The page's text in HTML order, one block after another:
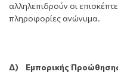
αλληλεπιδρούν οι
πληροφορίες ανώνυμα.
Δ) Εμπορικής